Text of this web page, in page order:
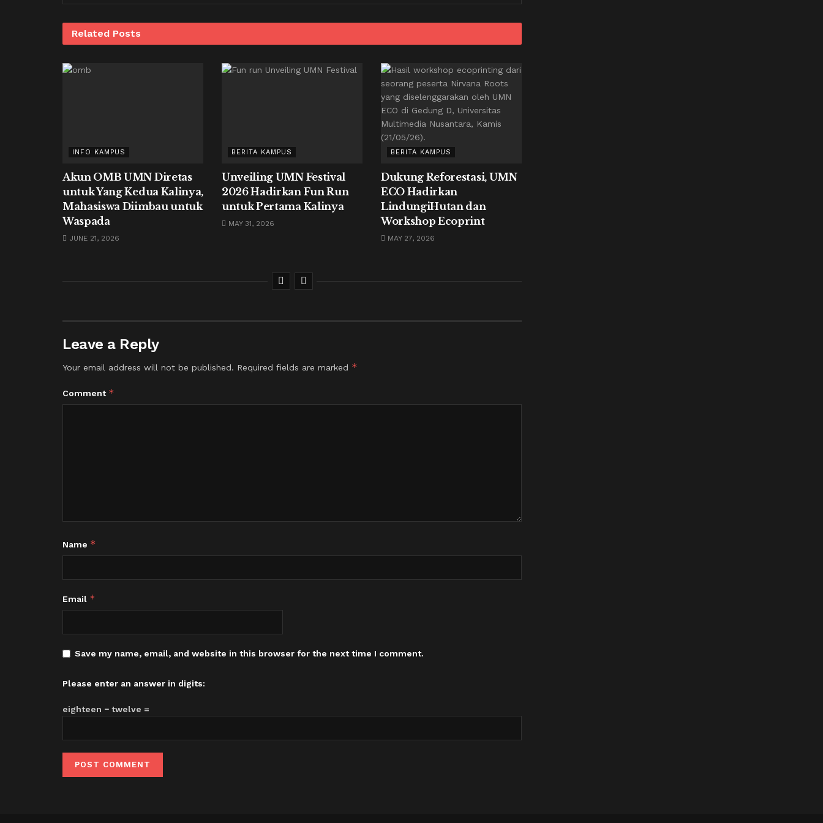
Related Posts
INFO KAMPUS
Akun OMB UMN Diretas
untuk Yang Kedua Kalinya,
Mahasiswa Diimbau untuk
Waspada
JUNE 21, 2026
BERITA KAMPUS
Unveiling UMN Festival
2026 Hadirkan Fun Run
untuk Pertama Kalinya
MAY 31, 2026
BERITA KAMPUS
Dukung Reforestasi, UMN
ECO Hadirkan
LindungiHutan dan
Workshop Ecoprint
MAY 27, 2026
Leave a Reply
Your email address will not be published. Required fields are marked *
Comment *
Name *
Email *
Save my name, email, and website in this browser for the next time I comment.
Please enter an answer in digits:
eighteen − twelve =